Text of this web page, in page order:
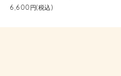
6,600円(税込)